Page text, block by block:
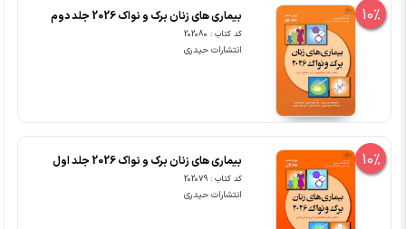
10% بیماری های زنان برک و نواک 2026 جلد دوم
کد کتاب : 202080
انتشارات حیدری
10% بیماری های زنان برک و نواک 2026 جلد اول
کد کتاب : 202079
انتشارات حیدری